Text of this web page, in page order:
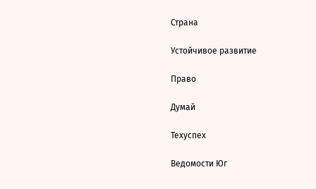
Страна
Устойчивое развитие
Право
Думай
Техуспех
Ведомости Юг